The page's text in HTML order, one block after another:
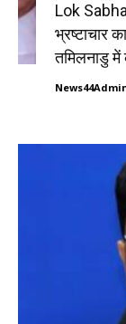
Lok
भ्रष्टाचार
तमिलनाडु में